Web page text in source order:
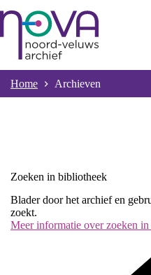
naar
inhoud
Home Archieven
Zoeken in bibliotheek
Blader door het archief en
zoekt.
Meer informatie over zoeken